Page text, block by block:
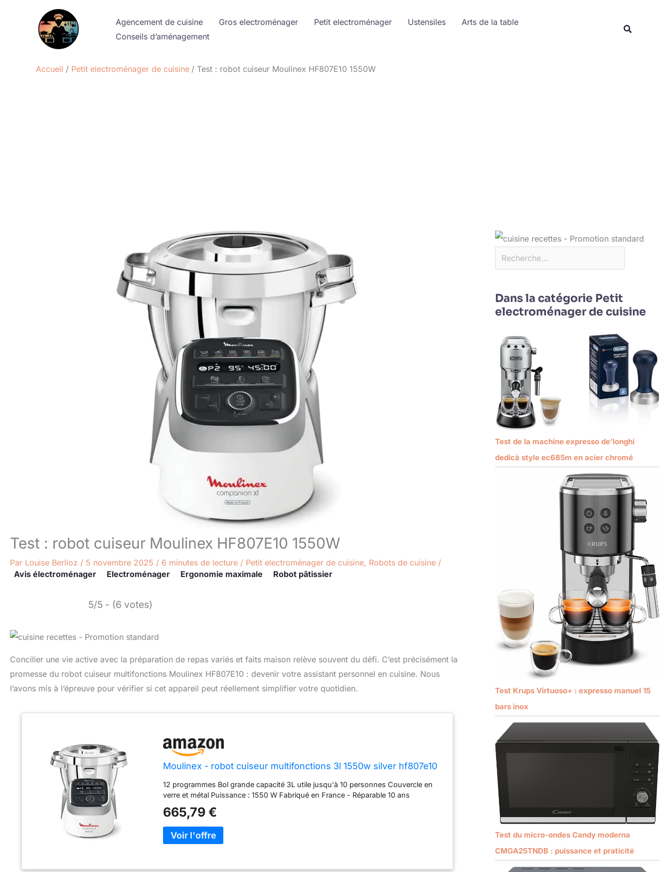
Agencement de cuisine Gros electroménager Petit electroménager Ustensiles
Arts de la table
Conseils d’aménagement
Accueil Petit electroménager de cuisine Test : robot cuiseur Moulinex HF807E10 1550W
Test : robot cuiseur Moulinex HF807E10 1550W
Par Louise Berlioz / 5 novembre 2025 / 6 minutes de lecture / Petit electroménager de cuisine, Robots de cuisine /
Avis électroménager
Electroménager Ergonomie maximale Robot pâtissier
5/5 - (6 votes)
Concilier une vie active avec la préparation de repas variés et faits maison relève souvent du défi. C’est précisément la
promesse du robot cuiseur multifonctions Moulinex HF807E10 : devenir votre assistant personnel en cuisine. Nous
l’avons mis à l’épreuve pour vérifier si cet appareil peut réellement simplifier votre quotidien.
Moulinex - robot cuiseur multifonctions 3l 1550w silver hf807e10
12 programmes Bol grande capacité 3L utile jusqu'à 10 personnes Couvercle en
verre et métal Puissance : 1550 W Fabriqué en France - Réparable 10 ans
665,79 €
Dans la catégorie Petit
electroménager de cuisine
Test de la machine expresso de’longhi
dedicà style ec685m en acier chromé
Test Krups Virtuoso+ : expresso manuel 15
bars inox
Test du micro-ondes Candy moderna
CMGA25TNDB : puissance et praticité